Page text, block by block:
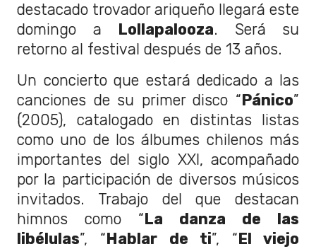
destacado trovador ariqueño llegará este
domingo a Lollapalooza. Será su
retorno al festival después de 13 años.
Un concierto que estará dedicado a las
canciones de su primer disco “Pánico”
(2005), catalogado en distintas listas
como uno de los álbumes chilenos más
importantes del siglo XXI, acompañado
por la participación de diversos músicos
invitados. Trabajo del que destacan
himnos como “La danza de las
libélulas”, “Hablar de ti”, “El viejo